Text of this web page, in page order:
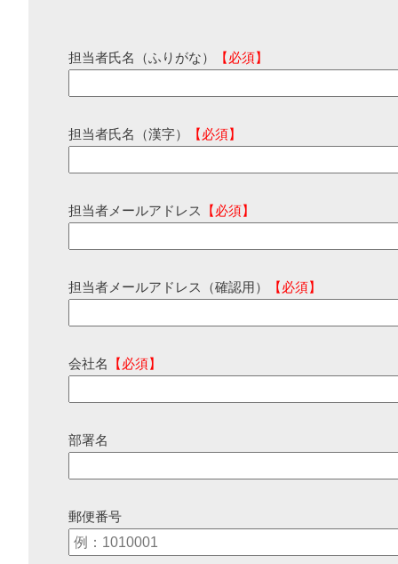
担当者氏名（ふりがな） 【必須】
担当者氏名（漢字） 【必須】
担当者メールアドレス 【必須】
担当者メールアドレス（確認用） 【必須】
会社名 【必須】
部署名
郵便番号